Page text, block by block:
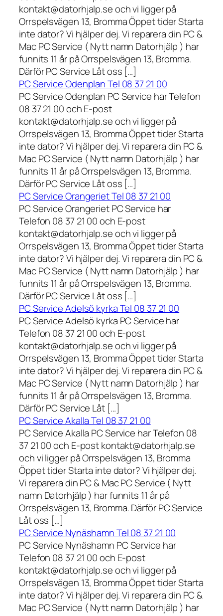
kontakt@datorhjalp.se och vi ligger på
Orrspelsvägen 13, Bromma Öppet tider Starta
inte dator? Vi hjälper dej. Vi reparera din PC &
Mac PC Service ( Nytt namn Datorhjälp ) har
funnits 11 år på Orrspelsvägen 13, Bromma.
Därför PC Service Låt oss […]
PC Service Odenplan Tel 08 37 21 00
PC Service Odenplan PC Service har Telefon
08 37 21 00 och E-post
kontakt@datorhjalp.se och vi ligger på
Orrspelsvägen 13, Bromma Öppet tider Starta
inte dator? Vi hjälper dej. Vi reparera din PC &
Mac PC Service ( Nytt namn Datorhjälp ) har
funnits 11 år på Orrspelsvägen 13, Bromma.
Därför PC Service Låt oss […]
PC Service Orangeriet Tel 08 37 21 00
PC Service Orangeriet PC Service har
Telefon 08 37 21 00 och E-post
kontakt@datorhjalp.se och vi ligger på
Orrspelsvägen 13, Bromma Öppet tider Starta
inte dator? Vi hjälper dej. Vi reparera din PC &
Mac PC Service ( Nytt namn Datorhjälp ) har
funnits 11 år på Orrspelsvägen 13, Bromma.
Därför PC Service Låt oss […]
PC Service Adelsö kyrka Tel 08 37 21 00
PC Service Adelsö kyrka PC Service har
Telefon 08 37 21 00 och E-post
kontakt@datorhjalp.se och vi ligger på
Orrspelsvägen 13, Bromma Öppet tider Starta
inte dator? Vi hjälper dej. Vi reparera din PC &
Mac PC Service ( Nytt namn Datorhjälp ) har
funnits 11 år på Orrspelsvägen 13, Bromma.
Därför PC Service Låt […]
PC Service Akalla Tel 08 37 21 00
PC Service Akalla PC Service har Telefon 08
37 21 00 och E-post kontakt@datorhjalp.se
och vi ligger på Orrspelsvägen 13, Bromma
Öppet tider Starta inte dator? Vi hjälper dej.
Vi reparera din PC & Mac PC Service ( Nytt
namn Datorhjälp ) har funnits 11 år på
Orrspelsvägen 13, Bromma. Därför PC Service
Låt oss […]
PC Service Nynäshamn Tel 08 37 21 00
PC Service Nynäshamn PC Service har
Telefon 08 37 21 00 och E-post
kontakt@datorhjalp.se och vi ligger på
Orrspelsvägen 13, Bromma Öppet tider Starta
inte dator? Vi hjälper dej. Vi reparera din PC &
Mac PC Service ( Nytt namn Datorhjälp ) har